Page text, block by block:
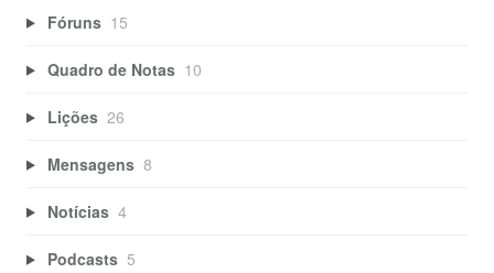
Fóruns 15
Quadro de Notas 10
Lições 26
Mensagens 8
Notícias 4
Podcasts 5